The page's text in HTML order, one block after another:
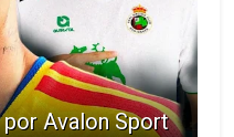
Avalon Sport